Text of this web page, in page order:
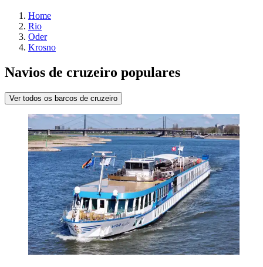
Home
Rio
Oder
Krosno
Navios de cruzeiro populares
Ver todos os barcos de cruzeiro